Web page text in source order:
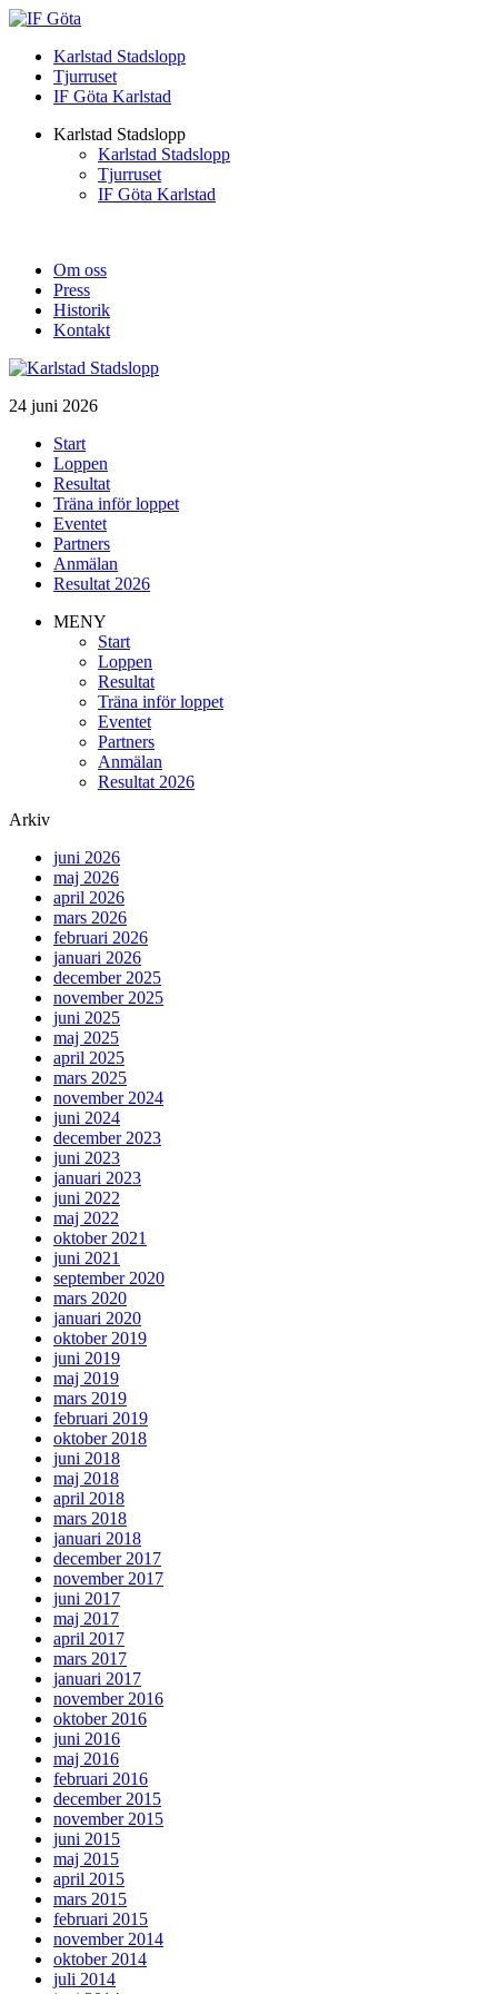
Karlstad Stadslopp
Tjurruset
IF Göta Karlstad
Karlstad Stadslopp
Karlstad Stadslopp
Tjurruset
IF Göta Karlstad
Om oss
Press
Historik
Kontakt
24 juni 2026
Start
Loppen
Resultat
Träna inför loppet
Eventet
Partners
Anmälan
Resultat 2026
MENY
Start
Loppen
Resultat
Träna inför loppet
Eventet
Partners
Anmälan
Resultat 2026
Arkiv
juni 2026
maj 2026
april 2026
mars 2026
februari 2026
januari 2026
december 2025
november 2025
juni 2025
maj 2025
april 2025
mars 2025
november 2024
juni 2024
december 2023
juni 2023
januari 2023
juni 2022
maj 2022
oktober 2021
juni 2021
september 2020
mars 2020
januari 2020
oktober 2019
juni 2019
maj 2019
mars 2019
februari 2019
oktober 2018
juni 2018
maj 2018
april 2018
mars 2018
januari 2018
december 2017
november 2017
juni 2017
maj 2017
april 2017
mars 2017
januari 2017
november 2016
oktober 2016
juni 2016
maj 2016
februari 2016
december 2015
november 2015
juni 2015
maj 2015
april 2015
mars 2015
februari 2015
november 2014
oktober 2014
juli 2014